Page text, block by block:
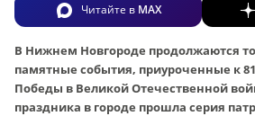
Читайте в MAX
В Нижнем Новгороде продолжаются
памятные события, приуроченные к
Победы в Великой Отечественной
праздника в городе прошла серия